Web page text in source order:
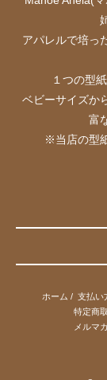
アパレルで培っ
１つの型
ベビーサイズか
富
※当店の型
ホーム / 支払い
特定商
メルマ